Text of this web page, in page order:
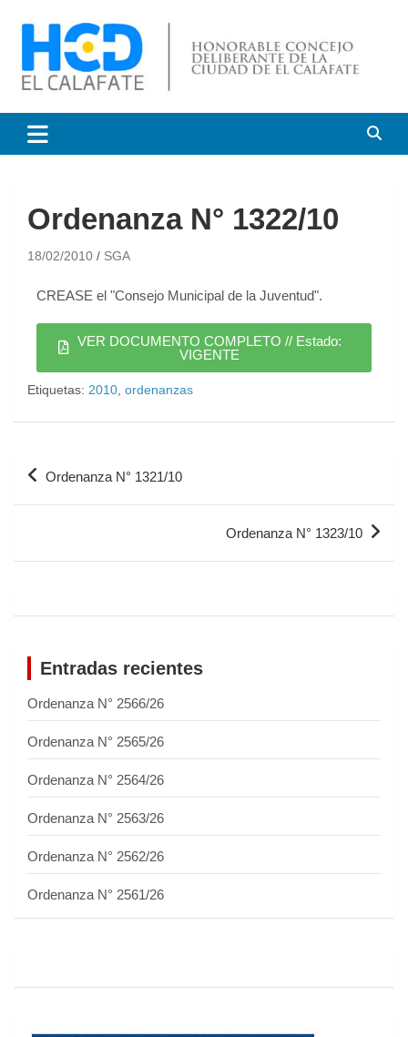
Honorable Concejo
Deliberante de El Calafate
Ordenanza N° 1322/10
18/02/2010 SGA
CREASE el "Consejo Municipal de la Juventud".
VER DOCUMENTO COMPLETO // Estado:
VIGENTE
Etiquetas: 2010 ordenanzas
Ordenanza N° 1321/10
Ordenanza N° 1323/10
Entradas recientes
Ordenanza N° 2566/26
Ordenanza N° 2565/26
Ordenanza N° 2564/26
Ordenanza N° 2563/26
Ordenanza N° 2562/26
Ordenanza N° 2561/26